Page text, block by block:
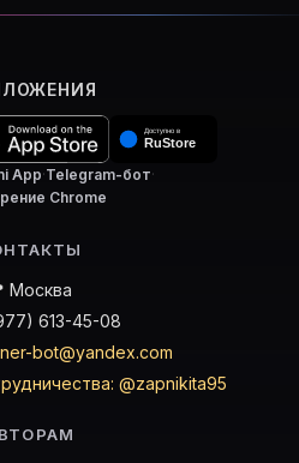
App·Telegram-бот·
Chrome
Москва
613-45-08
bot@yandex.com
@zapnikita95